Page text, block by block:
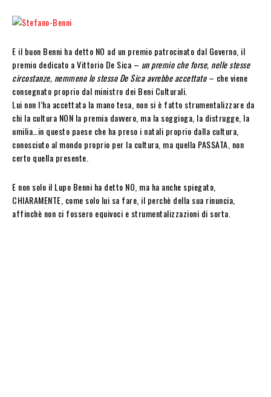
E il buon Benni ha detto NO ad un premio patrocinato dal Governo, il
premio dedicato a Vittorio De Sica – un premio che forse, nelle stesse
circostanze, nemmeno lo stesso De Sica avrebbe accettato– che viene
consegnato proprio dal ministro dei Beni Culturali.
Lui non l’ha accettata la mano tesa, non si è fatto strumentalizzare da
chi la cultura NON la premia davvero, ma la soggioga, la distrugge, la
umilia…in questo paese che ha preso i natali proprio dalla cultura,
conosciuto al mondo proprio per la cultura, ma quella PASSATA, non
certo quella presente.
E non solo il Lupo Benni ha detto NO, ma ha anche spiegato,
CHIARAMENTE, come solo lui sa fare, il perchè della sua rinuncia,
affinchè non ci fossero equivoci e strumentalizzazioni di sorta.